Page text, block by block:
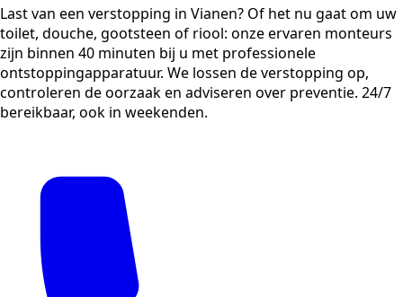
Last van een verstopping in Vianen? Of het nu gaat om uw
toilet, douche, gootsteen of riool: onze ervaren monteurs
zijn binnen 40 minuten bij u met professionele
ontstoppingapparatuur. We lossen de verstopping op,
controleren de oorzaak en adviseren over preventie. 24/7
bereikbaar, ook in weekenden.